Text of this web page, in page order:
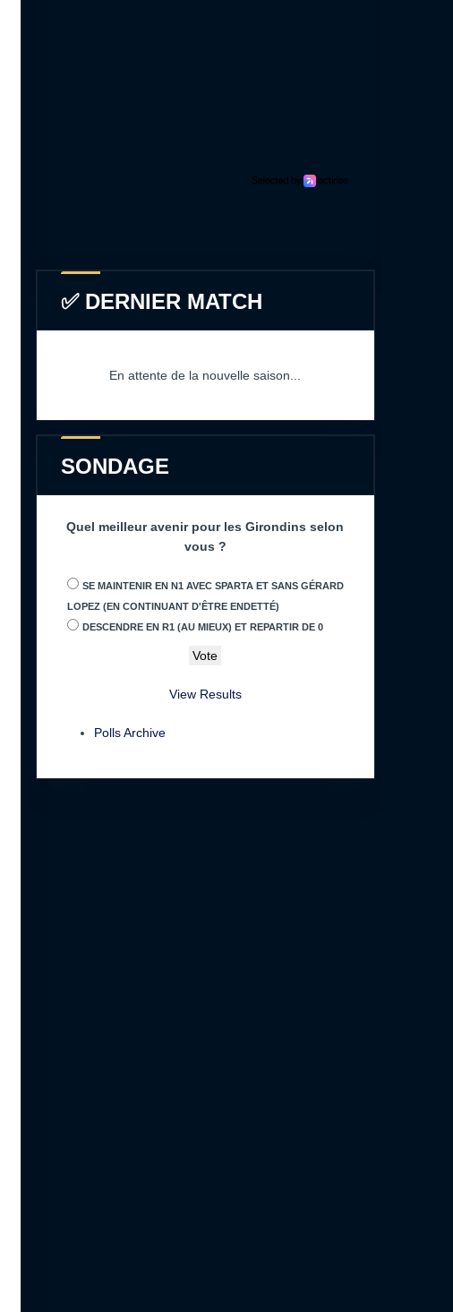
✅ DERNIER MATCH
En attente de la nouvelle saison...
SONDAGE
Quel meilleur avenir pour les Girondins selon
vous ?
SE MAINTENIR EN N1 AVEC SPARTA ET SANS GÉRARD
LOPEZ (EN CONTINUANT D'ÊTRE ENDETTÉ)
DESCENDRE EN R1 (AU MIEUX) ET REPARTIR DE 0
View Results
Polls Archive